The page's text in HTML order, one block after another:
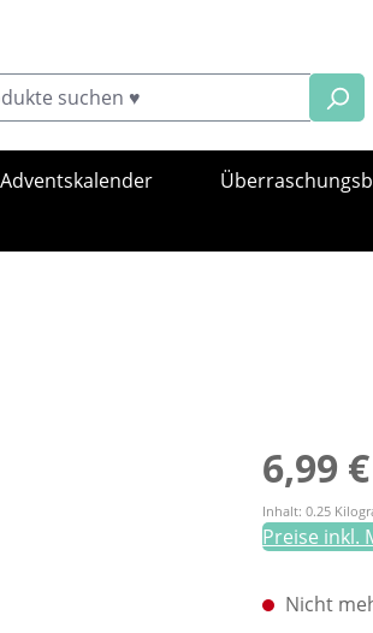
Adventskalender
Regulärer
6,99 €
Inhalt: 0.25
Preise inkl.
Nicht